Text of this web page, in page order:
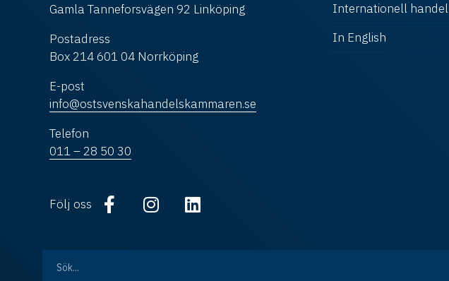
Gamla Tanneforsvägen 92 Linköping
Postadress
Box 214 601 04 Norrköping
E-post
info@ostsvenskahandelskammaren.se
Telefon
011 – 28 50 30
Följ oss
Internationell handel
In English